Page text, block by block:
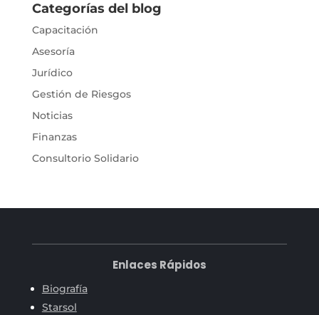
Categorías del blog
Capacitación
Asesoría
Jurídico
Gestión de Riesgos
Noticias
Finanzas
Consultorio Solidario
Enlaces Rápidos
Biografía
Starsol